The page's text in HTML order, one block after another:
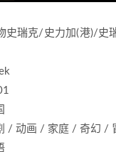
克/史力加(港)/史瑞
画 / 家庭 / 奇幻 /